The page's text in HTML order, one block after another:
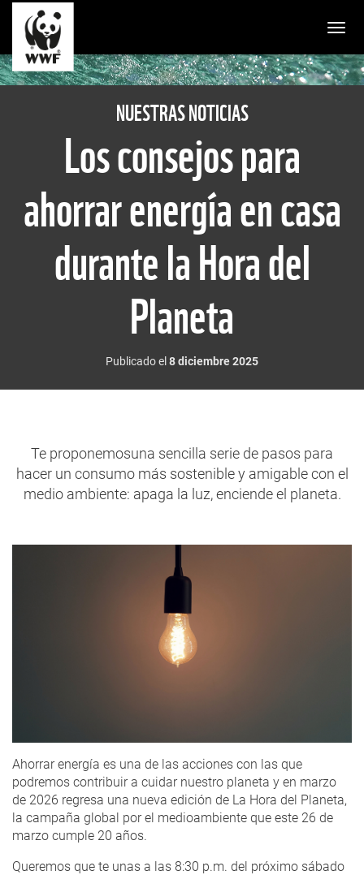
NUESTRAS NOTICIAS
Los consejos para
ahorrar energía en casa
durante la Hora del
Planeta
Publicado el 8 diciembre 2025
Te proponemosuna sencilla serie de pasos para
hacer un consumo más sostenible y amigable con el
medio ambiente: apaga la luz, enciende el planeta.
Ahorrar energía es una de las acciones con las que
podremos contribuir a cuidar nuestro planeta y en marzo
de 2026 regresa una nueva edición de La Hora del Planeta,
la campaña global por el medioambiente que este 26 de
marzo cumple 20 años.
Queremos que te unas a las 8:30 p.m. del próximo sábado